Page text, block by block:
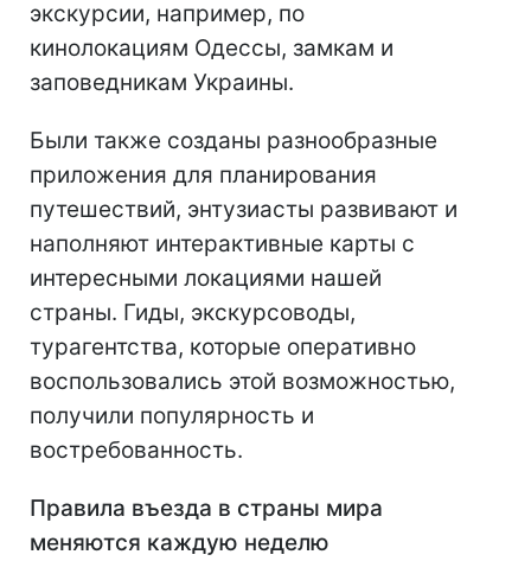
экскурсии, например, по
кинолокациям Одессы, замкам и
заповедникам Украины.
Были также созданы разнообразные
приложения для планирования
путешествий, энтузиасты развивают и
наполняют интерактивные карты с
интересными локациями нашей
страны. Гиды, экскурсоводы,
турагентства, которые оперативно
воспользовались этой возможностью,
получили популярность и
востребованность.
Правила въезда в страны мира
меняются каждую неделю